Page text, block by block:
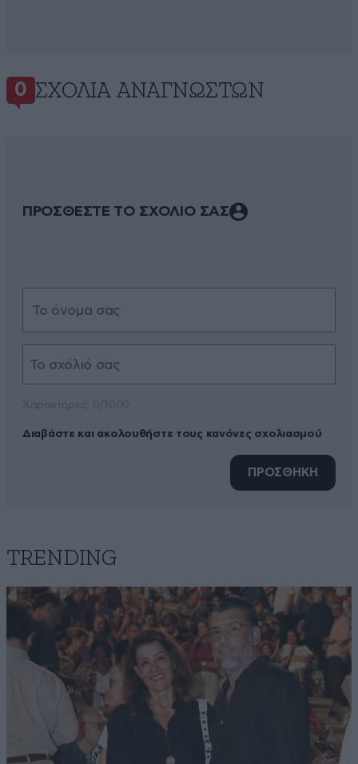
0 ΣΧΌΛΙΑ ΑΝΑΓΝΩΣΤΏΝ
ΠΡΟΣΘΕΣΤΕ ΤΟ ΣΧΟΛΙΟ ΣΑΣ
Διαβάστε και ακολουθήστε τους κανόνες σχολιασμού
ΠΡΟΣΘΗΚΗ
TRENDING